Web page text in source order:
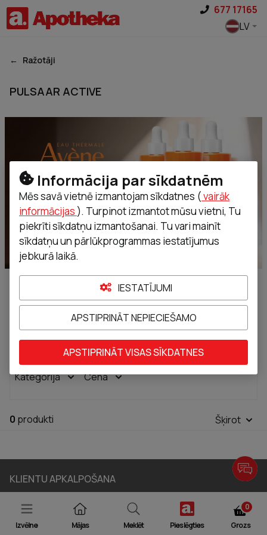
677 17165
LV
Izvēlne Mājas Meklēt Pieslēgties
0
Grozs
Ražotāji
PULSAAR ACTIVE
PULSAAR ACTIVE Cimdi Zeķes Mugurai Rokai
Kategorija Cena
0 produkti Šķirot
KLIENTU APKALPOŠANA
Apotheka.lv kontaktinformācija:
Darba laiks: P-Pk 8:30-17:00
Tālr.:67 717 165
Informācija par sīkdatnēm
Mēs savā vietnē izmantojam sīkdatnes (vairāk
informācijas ). Turpinot izmantot mūsu vietni, Tu
piekrīti sīkdatņu izmantošanai. Tu vari mainīt
sīkdatņu un pārlūkprogrammas iestatījumus
jebkurā laikā.
IESTATĪJUMI
APSTIPRINĀT NEPIECIEŠAMO
APSTIPRINĀT VISAS SĪKDATNES